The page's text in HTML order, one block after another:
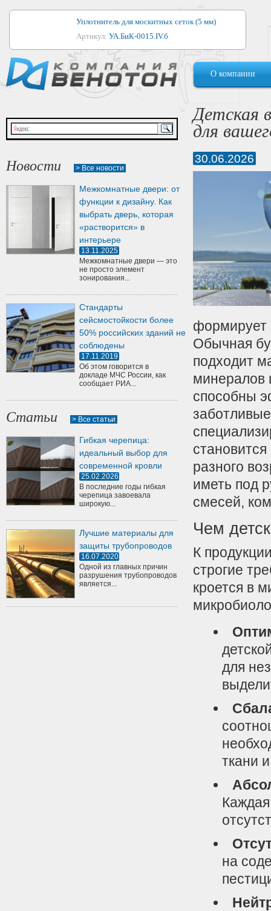
Уплотнитель для москитных сеток (5 мм)
Артикул: УА.БиК-0015.IV.б
Уплотнитель для алюминиевых окон
Артикул:1044
Уплотнитель для деревянных окон
Артикул:УМ.БиК-0062.IV.б
Уплотнитель лоджиевый для (4, 5, 6 мм)
Артикул:
О компании
Новости > Все новости
Межкомнатные двери: от
функции к дизайну. Как
выбрать дверь, которая
«растворится» в
интерьере
13.11.2025
Межкомнатные двери — это
не просто элемент
зонирования...
Стандарты
сейсмостойкости более
50% российских зданий не
соблюдены
17.11.2019
Об этом говорится в
докладе МЧС России, как
сообщает РИА...
Статьи > Все статьи
Гибкая черепица:
идеальный выбор для
современной кровли
25.02.2026
В последние годы гибкая
черепица завоевала
широкую...
Лучшие материалы для
защиты трубопроводов
16.07.2020
Одной из главных причин
разрушения трубопроводов
является...
Детская
для
30.06.2026
формирует
Обычная
подходит
минералов
способны
разного
иметь под
смесей,
Чем
К
строгие
кроется в
для
ткани
на